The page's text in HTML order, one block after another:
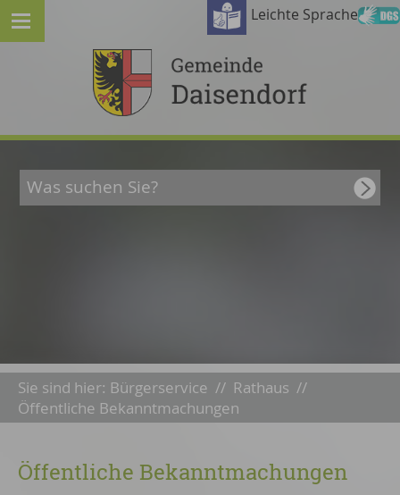
Leichte Sprache
Sie sind hier: Bürgerservice // Rathaus //
Öffentliche Bekanntmachungen
Öffentliche Bekanntmachungen